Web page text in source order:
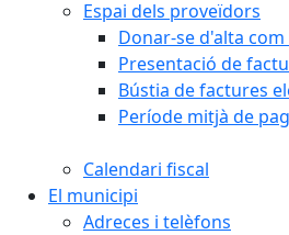
Espai dels proveïdors
Donar-se d'alta
Presentació de
Bústia de factures
Període mitjà de
Calendari fiscal
El municipi
Adreces i telèfons